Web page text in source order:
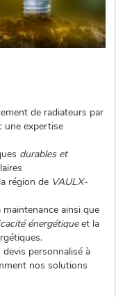
de radiateurs par
une expertise
durables et
région de VAULX-
ainsi que
énergétiqueet la
personnalisé à
nos solutions